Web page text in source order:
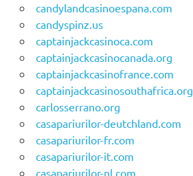
candylandcasinoespana.com
candyspinz.us
captainjackcasinoca.com
captainjackcasinocanada.org
captainjackcasinofrance.com
captainjackcasinosouthafrica.org
carlosserrano.org
casapariurilor-deutchland.com
casapariurilor-fr.com
casapariurilor-it.com
casapariurilor-nl.com